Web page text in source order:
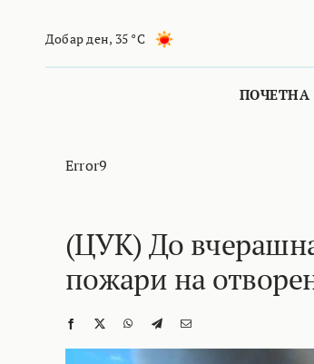
Добар ден, 35 °C
ПОЧЕТНА
Error9
(ЦУК) До
пожари на